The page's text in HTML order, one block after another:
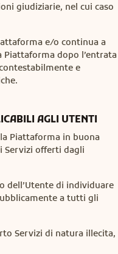
giudiziarie, nel cui caso
e/o continua a
dopo l’entrata
e
AGLI UTENTI
Piattaforma in buona
Servizi offerti dagli
dell’Utente di individuare
a tutti gli
Servizi di natura illecita,